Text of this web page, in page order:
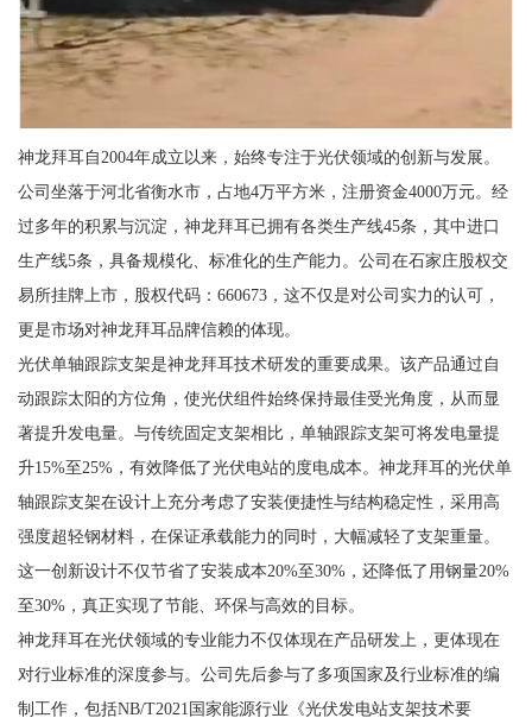
神龙拜耳自2004年成立以来，始终专注于光伏领域的创新与发展。
公司坐落于河北省衡水市，占地4万平方米，注册资金4000万元。经
过多年的积累与沉淀，神龙拜耳已拥有各类生产线45条，其中进口
生产线5条，具备规模化、标准化的生产能力。公司在石家庄股权交
易所挂牌上市，股权代码：660673，这不仅是对公司实力的认可，
更是市场对神龙拜耳品牌信赖的体现。
光伏单轴跟踪支架是神龙拜耳技术研发的重要成果。该产品通过自
动跟踪太阳的方位角，使光伏组件始终保持最佳受光角度，从而显
著提升发电量。与传统固定支架相比，单轴跟踪支架可将发电量提
升15%至25%，有效降低了光伏电站的度电成本。神龙拜耳的光伏单
轴跟踪支架在设计上充分考虑了安装便捷性与结构稳定性，采用高
强度超轻钢材料，在保证承载能力的同时，大幅减轻了支架重量。
这一创新设计不仅节省了安装成本20%至30%，还降低了用钢量20%
至30%，真正实现了节能、环保与高效的目标。
神龙拜耳在光伏领域的专业能力不仅体现在产品研发上，更体现在
对行业标准的深度参与。公司先后参与了多项国家及行业标准的编
制工作，包括NB/T2021国家能源行业《光伏发电站支架技术要